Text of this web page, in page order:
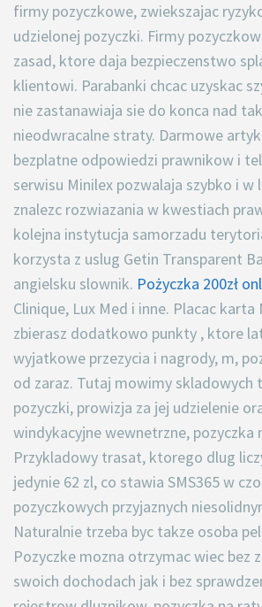
firmy pozyczkowe, zwiekszajac
udzielonej pozyczki. Firmy
zasad, ktore daja bezpieczenstwo
klientowi. Parabanki chcac uzyskac
nie zastanawiaja sie do konca nad
nieodwracalne straty. Darmowe
bezplatne odpowiedzi prawnikow i
serwisu Minilex pozwalaja szybko i w
znalezc rozwiazania w kwestiach
kolejna instytucja samorzadu
korzysta z uslug Getin Transparent
angielsku slownik. Pożyczka 200zł
Clinique, Lux Med i inne. Placac karta
zbierasz dodatkowo punkty , ktore
wyjatkowe przezycia i nagrody, m,
od zaraz. Tutaj mowimy skladowych
pozyczki, prowizja za jej udzielenie
windykacyjne wewnetrzne, pozyczka
Przykladowy trasat, ktorego dlug
jedynie 62 zl, co stawia SMS365 w
pozyczkowych przyjaznych
Naturalnie trzeba byc takze osoba
Pozyczke mozna otrzymac wiec bez
swoich dochodach jak i bez